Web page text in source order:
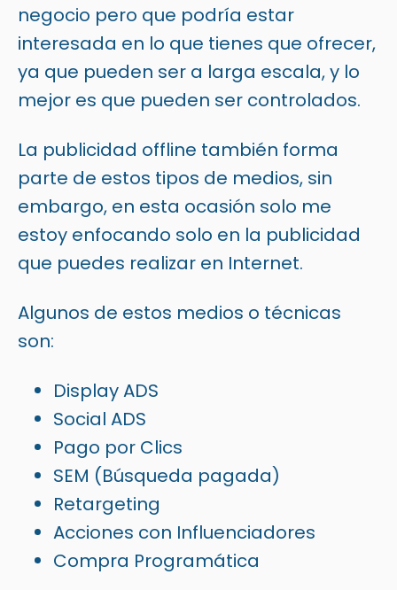
negocio pero que podría estar
interesada en lo que tienes que ofrecer,
ya que pueden ser a larga escala, y lo
mejor es que pueden ser controlados.
La publicidad offline también forma
parte de estos tipos de medios, sin
embargo, en esta ocasión solo me
estoy enfocando solo en la publicidad
que puedes realizar en Internet.
Algunos de estos medios o técnicas
son:
Display ADS
Social ADS
Pago por Clics
SEM (Búsqueda pagada)
Retargeting
Acciones con Influenciadores
Compra Programática